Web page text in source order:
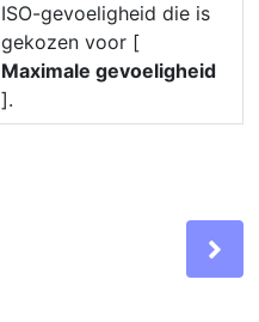
ISO-gevoeligheid die is
gekozen voor [
Maximale gevoeligheid
].